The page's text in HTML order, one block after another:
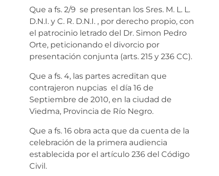
Que a fs. 2/9 se presentan los Sres. M. L. L.
D.N.I. y C. R. D.N.I. , por derecho propio, con
el patrocinio letrado del Dr. Simon Pedro
Orte, peticionando el divorcio por
presentación conjunta (arts. 215 y 236 CC).
Que a fs. 4, las partes acreditan que
contrajeron nupcias el día 16 de
Septiembre de 2010, en la ciudad de
Viedma, Provincia de Río Negro.
Que a fs. 16 obra acta que da cuenta de la
celebración de la primera audiencia
establecida por el artículo 236 del Código
Civil.